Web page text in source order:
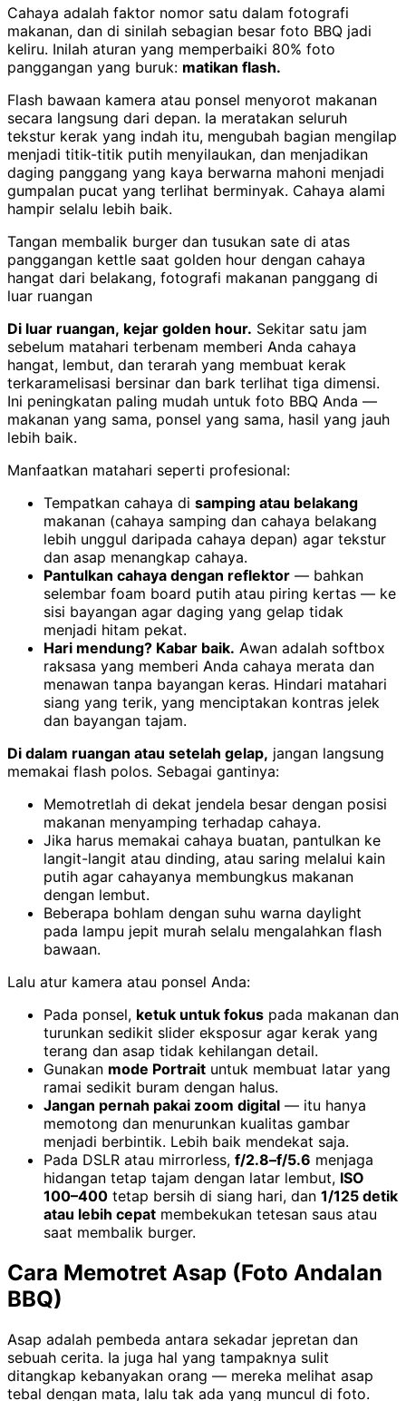
Cahaya adalah faktor nomor satu dalam fotografi
makanan, dan di sinilah sebagian besar foto BBQ jadi
keliru. Inilah aturan yang memperbaiki 80% foto
panggangan yang buruk: matikan flash.
Flash bawaan kamera atau ponsel menyorot makanan
secara langsung dari depan. Ia meratakan seluruh
tekstur kerak yang indah itu, mengubah bagian mengilap
menjadi titik-titik putih menyilaukan, dan menjadikan
daging panggang yang kaya berwarna mahoni menjadi
gumpalan pucat yang terlihat berminyak. Cahaya alami
hampir selalu lebih baik.
Tangan membalik burger dan tusukan sate di atas
panggangan kettle saat golden hour dengan cahaya
hangat dari belakang, fotografi makanan panggang di
luar ruangan
Di luar ruangan, kejar golden hour. Sekitar satu jam
sebelum matahari terbenam memberi Anda cahaya
hangat, lembut, dan terarah yang membuat kerak
terkaramelisasi bersinar dan bark terlihat tiga dimensi.
Ini peningkatan paling mudah untuk foto BBQ Anda —
makanan yang sama, ponsel yang sama, hasil yang jauh
lebih baik.
Manfaatkan matahari seperti profesional:
Tempatkan cahaya di samping atau belakang
makanan (cahaya samping dan cahaya belakang
lebih unggul daripada cahaya depan) agar tekstur
dan asap menangkap cahaya.
Pantulkan cahaya dengan reflektor — bahkan
selembar foam board putih atau piring kertas — ke
sisi bayangan agar daging yang gelap tidak
menjadi hitam pekat.
Hari mendung? Kabar baik. Awan adalah softbox
raksasa yang memberi Anda cahaya merata dan
menawan tanpa bayangan keras. Hindari matahari
siang yang terik, yang menciptakan kontras jelek
dan bayangan tajam.
Di dalam ruangan atau setelah gelap, jangan langsung
memakai flash polos. Sebagai gantinya:
Memotretlah di dekat jendela besar dengan posisi
makanan menyamping terhadap cahaya.
Jika harus memakai cahaya buatan, pantulkan ke
langit-langit atau dinding, atau saring melalui kain
putih agar cahayanya membungkus makanan
dengan lembut.
Beberapa bohlam dengan suhu warna daylight
pada lampu jepit murah selalu mengalahkan flash
bawaan.
Lalu atur kamera atau ponsel Anda:
Pada ponsel, ketuk untuk fokus pada makanan dan
turunkan sedikit slider eksposur agar kerak yang
terang dan asap tidak kehilangan detail.
Gunakan mode Portrait untuk membuat latar yang
ramai sedikit buram dengan halus.
Jangan pernah pakai zoom digital — itu hanya
memotong dan menurunkan kualitas gambar
menjadi berbintik. Lebih baik mendekat saja.
Pada DSLR atau mirrorless, f/2.8–f/5.6 menjaga
hidangan tetap tajam dengan latar lembut, ISO
100–400 tetap bersih di siang hari, dan 1/125 detik
atau lebih cepat membekukan tetesan saus atau
saat membalik burger.
Cara Memotret Asap (Foto Andalan
BBQ)
Asap adalah pembeda antara sekadar jepretan dan
sebuah cerita. Ia juga hal yang tampaknya sulit
ditangkap kebanyakan orang — mereka melihat asap
tebal dengan mata, lalu tak ada yang muncul di foto.